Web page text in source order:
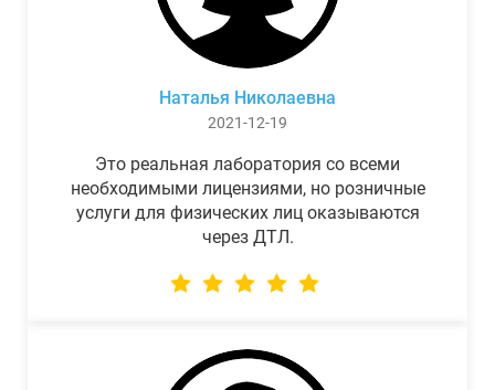
Наталья Николаевна
2021-12-19
Это реальная лаборатория со всеми
необходимыми лицензиями, но розничные
услуги для физических лиц оказываются
через ДТЛ.